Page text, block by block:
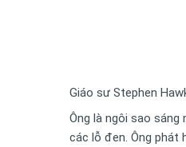
Giáo sư Stephen
Ông là ngôi sao
các lỗ đen. Ông phát